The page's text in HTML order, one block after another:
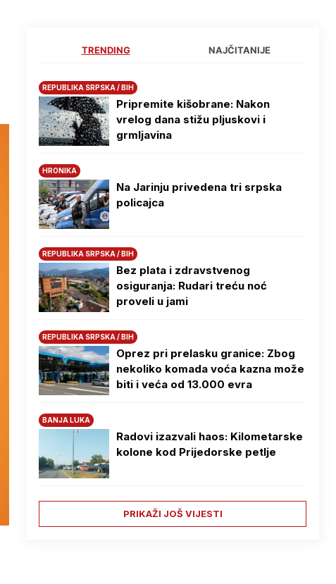
TRENDING NAJČITANIJE
REPUBLIKA SRPSKA / BIH
Pripremite kišobrane: Nakon
vrelog dana stižu pljuskovi i
grmljavina
HRONIKA
Na Јarinju privedena tri srpska
policajca
REPUBLIKA SRPSKA / BIH
Bez plata i zdravstvenog
osiguranja: Rudari treću noć
proveli u jami
REPUBLIKA SRPSKA / BIH
Oprez pri prelasku granice: Zbog
nekoliko komada voća kazna može
biti i veća od 13.000 evra
BANJA LUKA
Radovi izazvali haos: Kilometarske
kolone kod Prijedorske petlje
PRIKAŽI JOŠ VIJESTI